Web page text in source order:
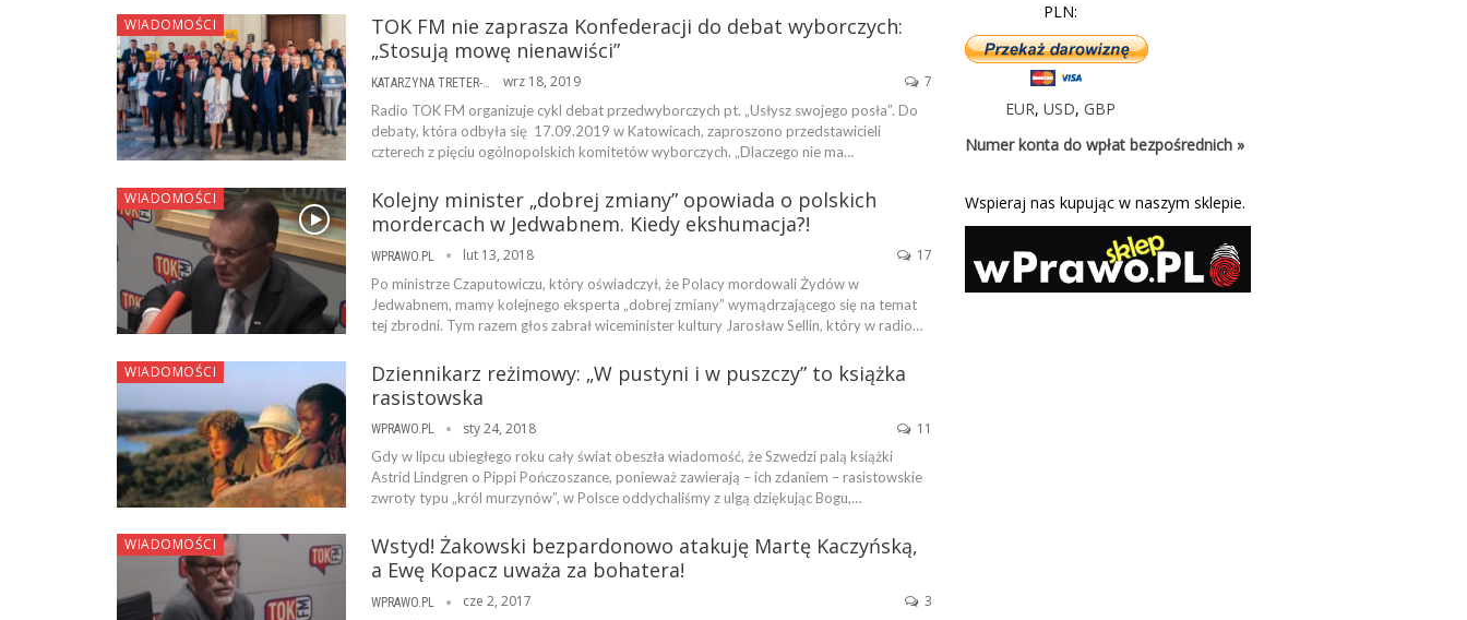
WIADOMOŚCI
TOK FM nie zaprasza Konfederacji do debat wyborczych:
„Stosują mowę nienawiści”
wrz 18, 2019 7
Radio TOK FM organizuje cykl debat przedwyborczych pt. „Usłysz swojego posła”. Do
debaty, która odbyła się 17.09.2019 w Katowicach, zaproszono przedstawicieli
czterech z pięciu ogólnopolskich komitetów wyborczych. „Dlaczego nie ma…
WIADOMOŚCI
Kolejny minister „dobrej zmiany” opowiada o polskich
mordercach w Jedwabnem. Kiedy ekshumacja?!
WPRAWO.PL lut 13, 2018 17
Po ministrze Czaputowiczu, który oświadczył, że Polacy mordowali Żydów w
Jedwabnem, mamy kolejnego eksperta „dobrej zmiany” wymądrzającego się na temat
tej zbrodni. Tym razem głos zabrał wiceminister kultury Jarosław Sellin, który w radio…
WIADOMOŚCI
Dziennikarz reżimowy: „W pustyni i w puszczy” to książka
rasistowska
WPRAWO.PL sty 24, 2018 11
Gdy w lipcu ubiegłego roku cały świat obeszła wiadomość, że Szwedzi palą książki
Astrid Lindgren o Pippi Pończoszance, ponieważ zawierają – ich zdaniem – rasistowskie
zwroty typu „król murzynów”, w Polsce oddychaliśmy z ulgą dziękując Bogu,…
WIADOMOŚCI
Wstyd! Żakowski bezpardonowo atakuję Martę Kaczyńską,
a Ewę Kopacz uważa za bohatera!
WPRAWO.PL cze 2, 2017 3
PLN:
EUR,USD,GBP
Numer konta do wpłat bezpośrednich »
Wspieraj nas kupując w naszym sklepie.